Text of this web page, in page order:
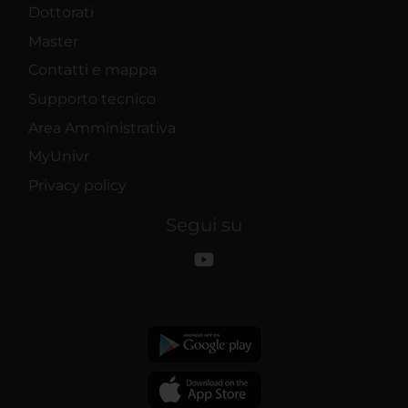
Dottorati
Master
Contatti e mappa
Supporto tecnico
Area Amministrativa
MyUnivr
Privacy policy
Segui su